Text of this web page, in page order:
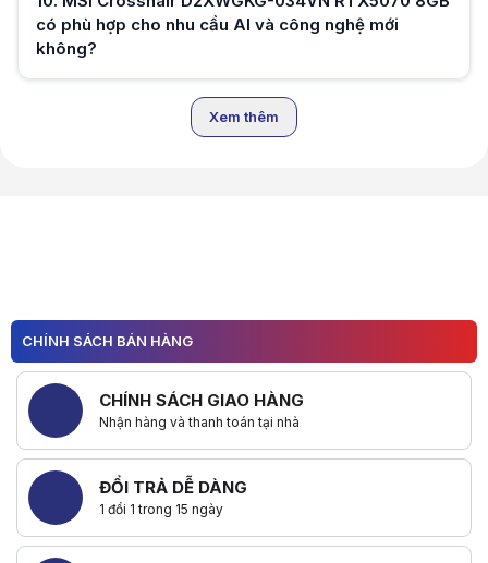
có phù hợp cho nhu cầu AI và công nghệ mới
không?
Xem thêm
CHÍNH SÁCH BÁN HÀNG
CHÍNH SÁCH GIAO HÀNG
Nhận hàng và thanh toán tại nhà
ĐỔI TRẢ DỄ DÀNG
1 đổi 1 trong 15 ngày